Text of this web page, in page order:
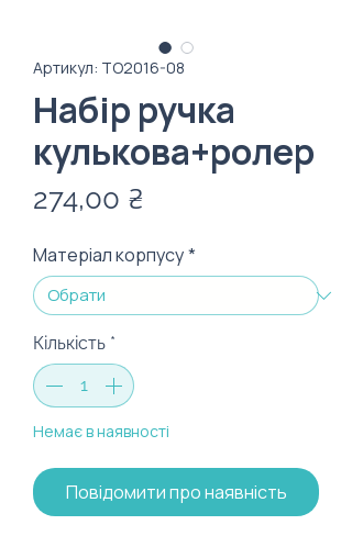
Артикул: ТО2016-08
Набір ручка
кулькова+ролер
274,00 ₴
Матеріал корпусу*
Кількість *
Немає в наявності
Повідомити про наявність